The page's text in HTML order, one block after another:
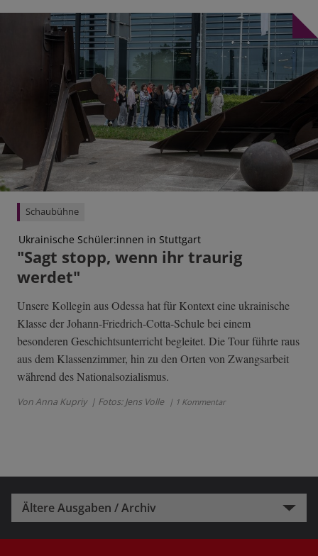
Schaubühne
Ukrainische Schüler:innen in Stuttgart
"Sagt stopp, wenn ihr traurig
werdet"
Unsere Kollegin aus Odessa hat für Kontext eine ukrainische
Klasse der Johann-Friedrich-Cotta-Schule bei einem
besonderen Geschichtsunterricht begleitet. Die Tour führte raus
aus dem Klassenzimmer, hin zu den Orten von Zwangsarbeit
während des Nationalsozialismus.
Von Anna Kupriy | Fotos: Jens Volle | 1 Kommentar
Ältere Ausgaben / Archiv